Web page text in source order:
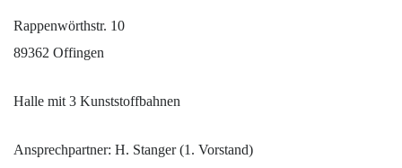
Rappenwörthstr. 10
89362 Offingen
Halle mit 3 Kunststoffbahnen
Ansprechpartner: H. Stanger (1. Vorstand)